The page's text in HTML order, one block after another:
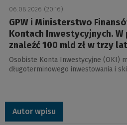
06.08.2026 (20:16)
GPW i Ministerstwo
Kontach Inwestycyjnych.
znaleźć 100 mld zł w trzy
Osobiste Konta Inwestycyjne (OKI)
długoterminowego inwestowania i
Autor wpisu